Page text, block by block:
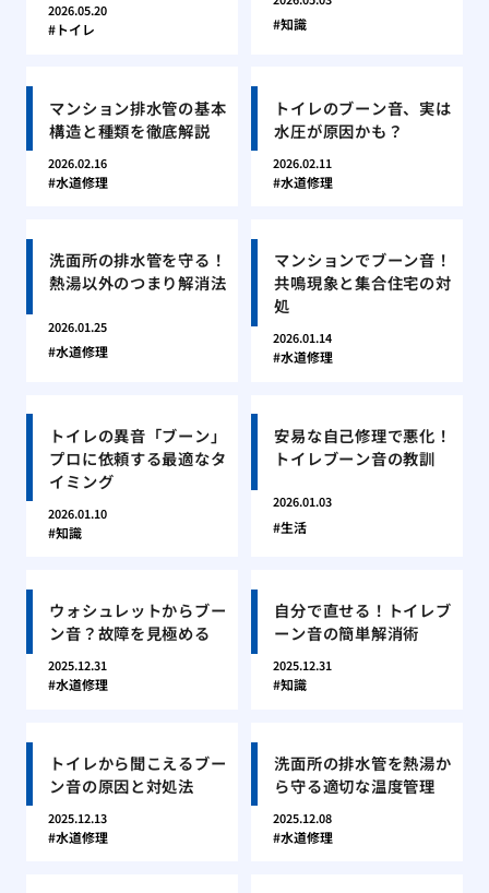
2026.05.20
トイレ 知識
マンション排水管の基本
構造と種類を徹底解説
2026.02.16
水道修理
トイレのブーン音、実は
水圧が原因かも？
2026.02.11
水道修理
洗面所の排水管を守る！
熱湯以外のつまり解消法
2026.01.25
水道修理
マンションでブーン音！
共鳴現象と集合住宅の対
処
2026.01.14
水道修理
トイレの異音「ブーン」
プロに依頼する最適なタ
イミング
2026.01.10
知識
安易な自己修理で悪化！
トイレブーン音の教訓
2026.01.03
生活
ウォシュレットからブー
ン音？故障を見極める
2025.12.31
水道修理
自分で直せる！トイレブ
ーン音の簡単解消術
2025.12.31
知識
トイレから聞こえるブー
ン音の原因と対処法
2025.12.13
水道修理
洗面所の排水管を熱湯か
ら守る適切な温度管理
2025.12.08
水道修理